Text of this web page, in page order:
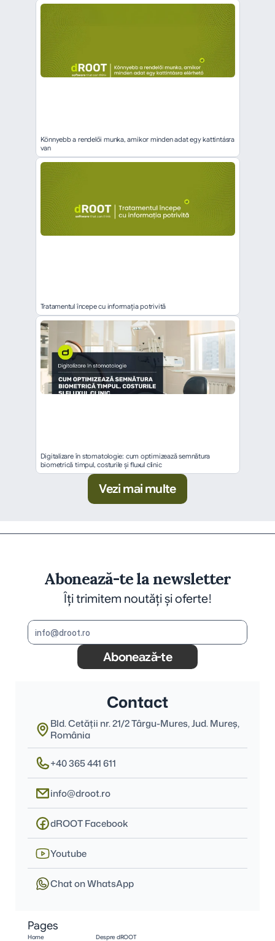
Könnyebb a rendelői munka, amikor minden adat egy kattintásra
van
Tratamentul începe cu informația potrivită
Digitalizare în stomatologie: cum optimizează semnătura
biometrică timpul, costurile și fluxul clinic
Vezi mai multe
Abonează-te la newsletter
Îți trimitem noutăți și oferte!
Abonează-te
Contact
Bld. Cetății nr. 21/2 Târgu-Mures, Jud. Mureş,
România
+40 365 441 611
info@droot.ro
dROOT Facebook
Youtube
Chat on WhatsApp
Pages
Home Despre dROOT